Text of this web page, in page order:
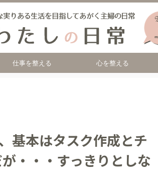
仕事を整える 心を整える
基本はタスク作成とチ
・・・すっきりとしな